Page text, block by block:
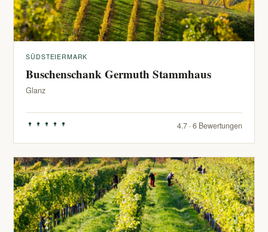
SÜDSTEIERMARK
Buschenschank Germuth Stammhaus
Glanz
4.7 · 6 Bewertungen